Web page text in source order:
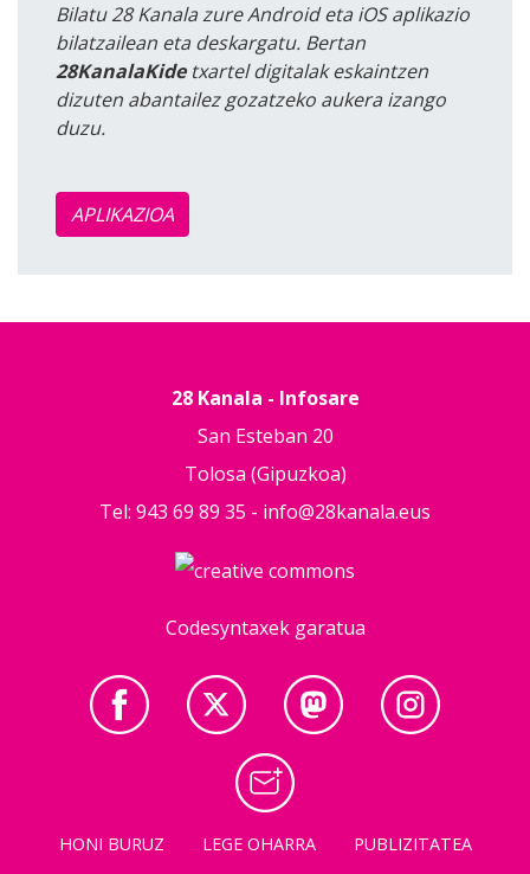
Bilatu 28 Kanala zure Android eta iOS aplikazio
bilatzailean eta deskargatu. Bertan
28KanalaKidetxartel digitalak eskaintzen
dizuten abantailez gozatzeko aukera izango
duzu.
APLIKAZIOA
28 Kanala - Infosare
San Esteban 20
Tolosa (Gipuzkoa)
Tel: 943 69 89 35 - info@28kanala.eus
Codesyntaxek garatua
HONI BURUZ LEGE OHARRA PUBLIZITATEA